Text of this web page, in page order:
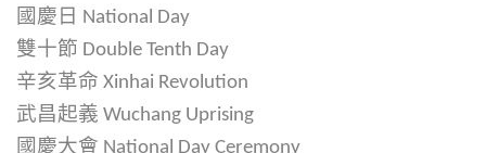
國慶日 National Day
雙十節 Double Tenth Day
辛亥革命 Xinhai Revolution
武昌起義 Wuchang Uprising
國慶大會 National Day Ceremony